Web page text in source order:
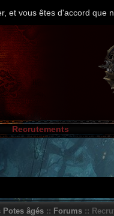
Recrutements
Potes âgés:: Forums::
et vous êtes d'accord que